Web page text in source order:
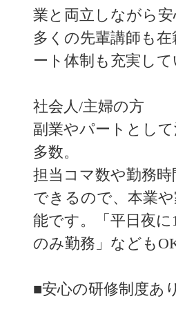
業と両立しながら安
多くの先輩講師も
ート体制も充実して
社会人/主婦の方
副業やパートとし
多数。
担当コマ数や勤務
できるので、本業
能です。「平日夜
のみ勤務」なども
■安心の研修制度あ